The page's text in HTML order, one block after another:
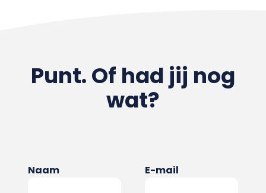
Punt. Of had jij nog
wat?
Naam E-mail